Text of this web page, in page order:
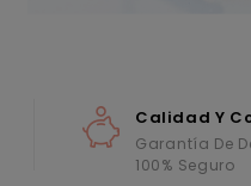
Calidad Y
Garantía De
100% Seguro